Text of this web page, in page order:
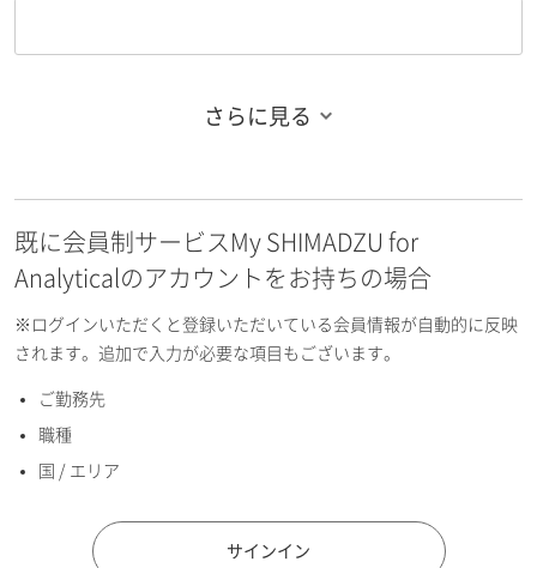
お名前フリガナ（名）
E-mailアドレス（半角英数）
国 / エリア
さらに見る
既に会員制サービスMy SHIMADZU for
Analyticalのアカウントをお持ちの場合
※ログインいただくと登録いただいている会員情報が自動的に反映
されます。追加で入力が必要な項目もございます。
ご勤務先
職種
国 / エリア
サインイン